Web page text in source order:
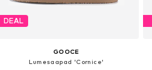
DEAL
GOOCE
Lumesaapad 'Cornice'